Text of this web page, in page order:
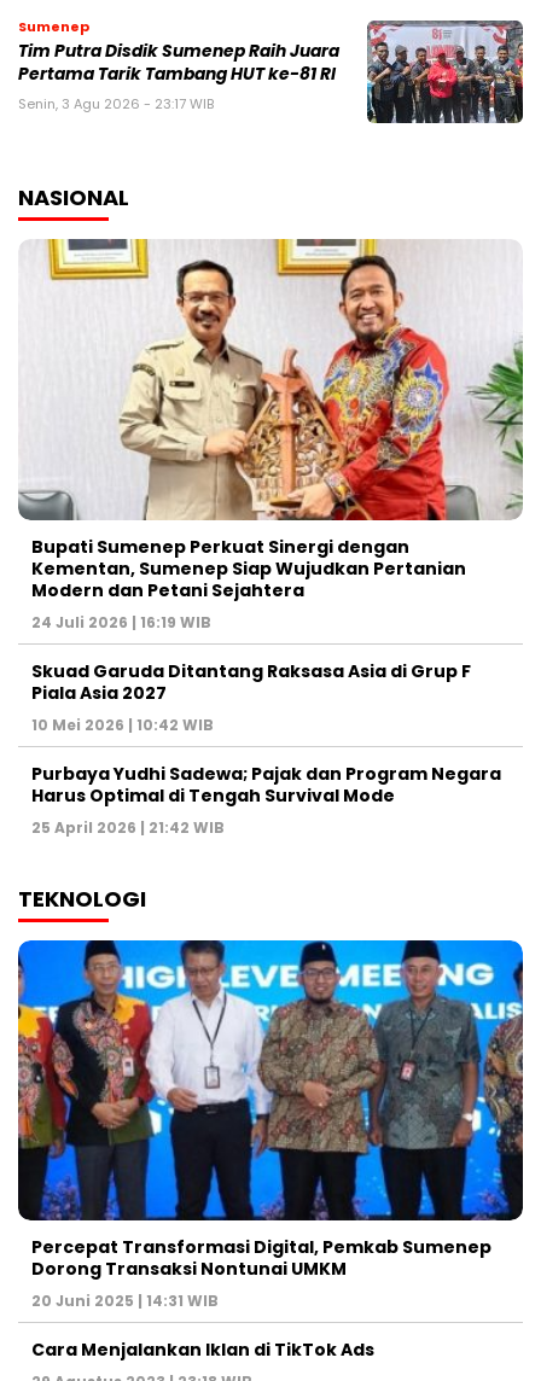
Sumenep
Tim Putra Disdik Sumenep Raih Juara
Pertama Tarik Tambang HUT ke-81 RI
Senin, 3 Agu 2026 - 23:17 WIB
NASIONAL
Bupati Sumenep Perkuat Sinergi dengan
Kementan, Sumenep Siap Wujudkan Pertanian
Modern dan Petani Sejahtera
24 Juli 2026 | 16:19 WIB
Skuad Garuda Ditantang Raksasa Asia di Grup F
Piala Asia 2027
10 Mei 2026 | 10:42 WIB
Purbaya Yudhi Sadewa; Pajak dan Program Negara
Harus Optimal di Tengah Survival Mode
25 April 2026 | 21:42 WIB
TEKNOLOGI
Percepat Transformasi Digital, Pemkab Sumenep
Dorong Transaksi Nontunai UMKM
20 Juni 2025 | 14:31 WIB
Cara Menjalankan Iklan di TikTok Ads